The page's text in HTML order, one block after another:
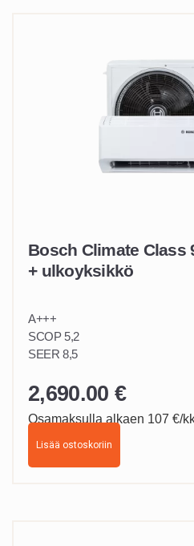
Bosch Climate Class
+ ulkoyksikkö
A+++
SCOP 5,2
SEER 8,5
2,690.00 €
Osamaksulla alkaen 107 €/
Lisää ostoskoriin